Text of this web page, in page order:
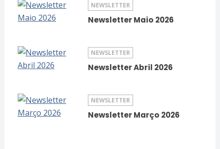
NEWSLETTER
Newsletter Maio 2026
NEWSLETTER
Newsletter Abril 2026
NEWSLETTER
Newsletter Março 2026